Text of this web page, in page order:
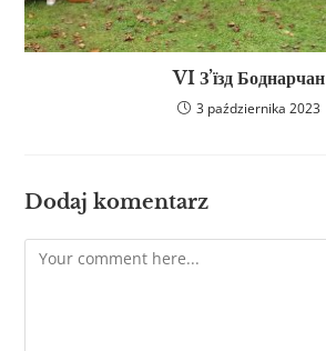
VI З’їзд Боднарчан
3 października 2023
Dodaj komentarz